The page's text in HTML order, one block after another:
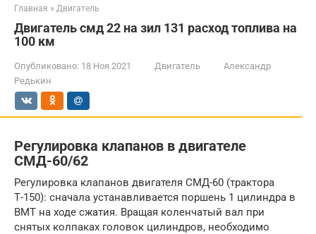
Главная » Двигатель
Двигатель смд 22 на зил 131 расход топлива на
100 км
Опубликовано: 18 Ноя 2021 Двигатель
Александр
Редькин
Регулировка клапанов в двигателе
СМД-60/62
Регулировка клапанов двигателя СМД-60 (трактора
Т-150): сначала устанавливается поршень 1 цилиндра в
ВМТ на ходе сжатия. Вращая коленчатый вал при
снятых колпаках головок цилиндров, необходимо